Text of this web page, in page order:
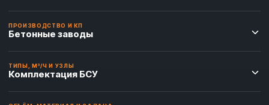
ПРОИЗВОДСТВО И КП
Бетонные заводы
ТИПЫ, М³/Ч И УЗЛЫ
Комплектация БСУ